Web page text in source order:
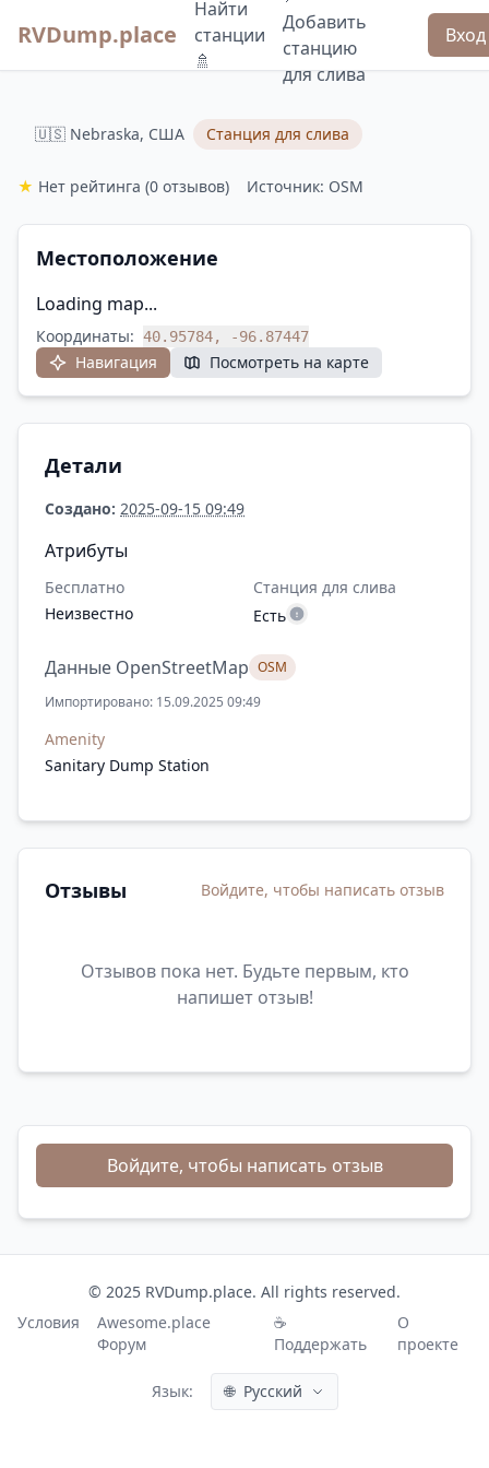
RVDump.place
Найти
станции
🚿
Добавить
станцию
для слива
Вход
🇺🇸 Nebraska, США Станция для слива
★ Нет рейтинга (0 отзывов) Источник: OSM
Местоположение
Loading map...
Координаты: 40.95784, -96.87447
Навигация Посмотреть на карте
Детали
Создано: 2025-09-15 09:49
Атрибуты
Бесплатно
Неизвестно
Станция для слива
Есть
Данные OpenStreetMap OSM
Импортировано: 15.09.2025 09:49
Amenity
Sanitary Dump Station
Отзывы Войдите, чтобы написать отзыв
Отзывов пока нет. Будьте первым, кто
напишет отзыв!
Войдите, чтобы написать отзыв
© 2025 RVDump.place. All rights reserved.
Условия
Awesome.place
Форум
☕
Поддержать
О
проекте
Язык: 🌐 Русский